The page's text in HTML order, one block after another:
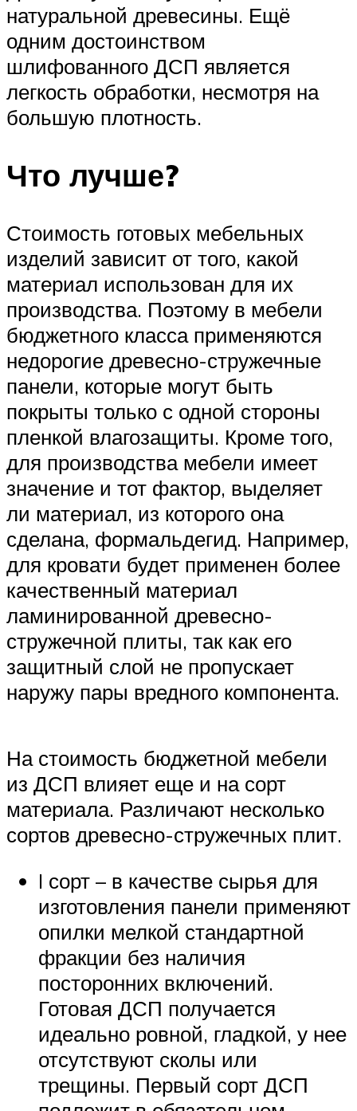
натуральной древесины. Ещё
одним достоинством
шлифованного ДСП является
легкость обработки, несмотря на
большую плотность.
Что лучше?
Стоимость готовых мебельных
изделий зависит от того, какой
материал использован для их
производства. Поэтому в мебели
бюджетного класса применяются
недорогие древесно-стружечные
панели, которые могут быть
покрыты только с одной стороны
пленкой влагозащиты. Кроме того,
для производства мебели имеет
значение и тот фактор, выделяет
ли материал, из которого она
сделана, формальдегид. Например,
для кровати будет применен более
качественный материал
ламинированной древесно-
стружечной плиты, так как его
защитный слой не пропускает
наружу пары вредного компонента.
На стоимость бюджетной мебели
из ДСП влияет еще и на сорт
материала. Различают несколько
сортов древесно-стружечных плит.
I сорт – в качестве сырья для
изготовления панели применяют
опилки мелкой стандартной
фракции без наличия
посторонних включений.
Готовая ДСП получается
идеально ровной, гладкой, у нее
отсутствуют сколы или
трещины. Первый сорт ДСП